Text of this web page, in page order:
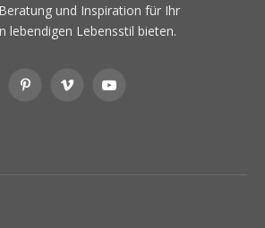
und Inspiration für Ihr
lebendigen Lebensstil bieten.
PinterestVimeo YouTube